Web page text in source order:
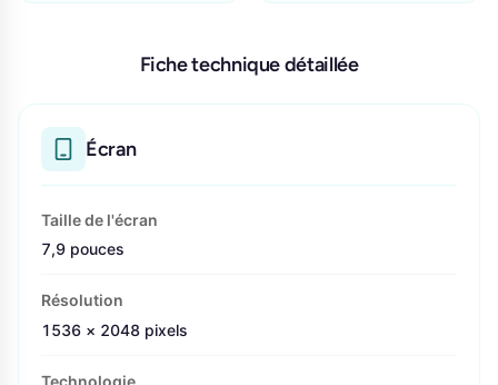
Fiche technique détaillée
Écran
Taille de l'écran
7,9 pouces
Résolution
1536 × 2048 pixels